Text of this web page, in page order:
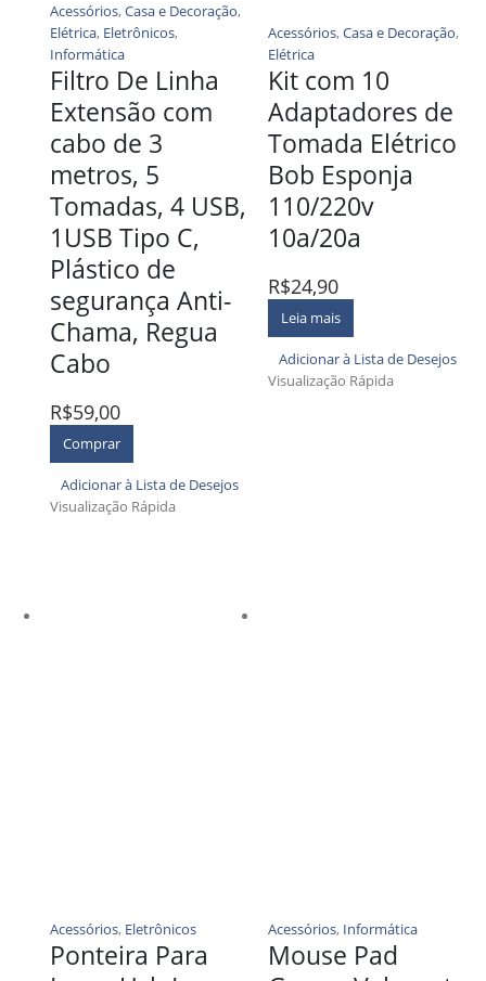
Acessórios,Casa e Decoração,
Elétrica, Eletrônicos,
Informática
Filtro De Linha
Extensão com
cabo de 3
metros, 5
Tomadas, 4 USB,
1USB Tipo C,
Plástico de
segurança Anti-
Chama, Regua
Cabo
R$59,00
Comprar
Adicionar à Lista de Desejos
Visualização Rápida
Acessórios,Casa e Decoração,
Elétrica
Kit com 10
Adaptadores de
Tomada Elétrico
Bob Esponja
110/220v
10a/20a
R$24,90
Leia mais
Adicionar à Lista de Desejos
Visualização Rápida
Acessórios, Eletrônicos
Ponteira Para
Acessórios, Informática
Mouse Pad